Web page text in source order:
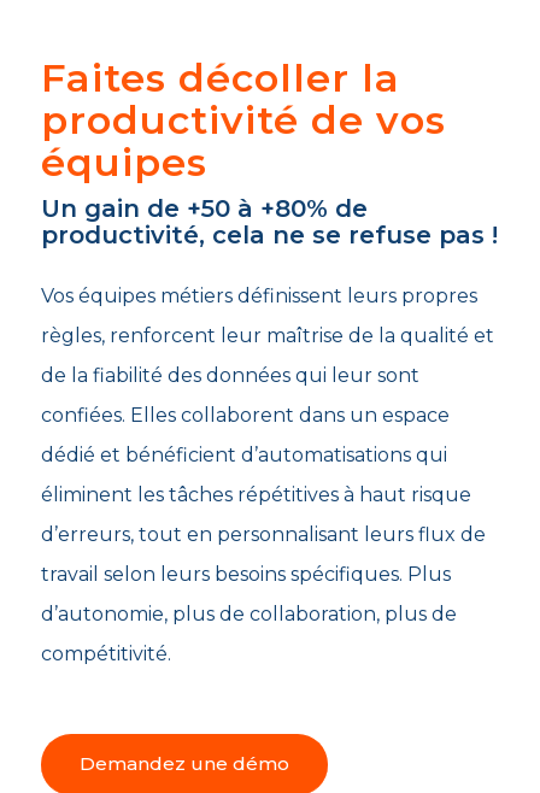
Faites décoller la
productivité de vos
équipes
Un gain de +50 à +80% de
productivité, cela ne se refuse pas !
Vos équipes métiers définissent leurs propres
règles, renforcent leur maîtrise de la qualité et
de la fiabilité des données qui leur sont
confiées. Elles collaborent dans un espace
dédié et bénéficient d’automatisations qui
éliminent les tâches répétitives à haut risque
d’erreurs, tout en personnalisant leurs flux de
travail selon leurs besoins spécifiques. Plus
d’autonomie, plus de collaboration, plus de
compétitivité.
Demandez une démo